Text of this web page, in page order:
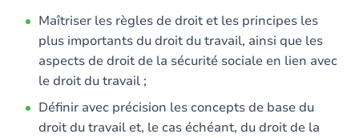
Maîtriser les règles de droit et les principes les
plus importants du droit du travail, ainsi que les
aspects de droit de la sécurité sociale en lien avec
le droit du travail ;
Définir avec précision les concepts de base du
droit du travail et, le cas échéant, du droit de la